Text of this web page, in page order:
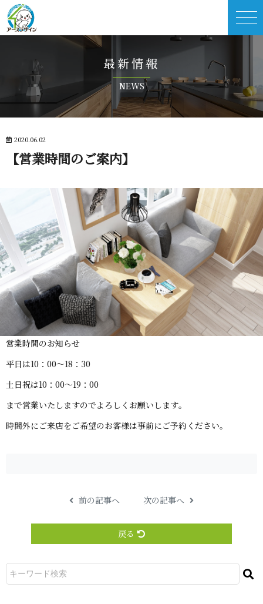
最 新 情 報
N E W S
2020.06.02
【営業時間の ご 案 内 】
営業時間の お 知 ら せ
平日は10：00～1 8 ： 3 0
土日祝は10：00～1 9 ： 0 0
まで営業いたしますのでよろしくお願い し ま す 。
時間外にご来店をご希望のお客様は事前にご予約く だ さ い 。
前の記事へ 次の記事へ
戻る